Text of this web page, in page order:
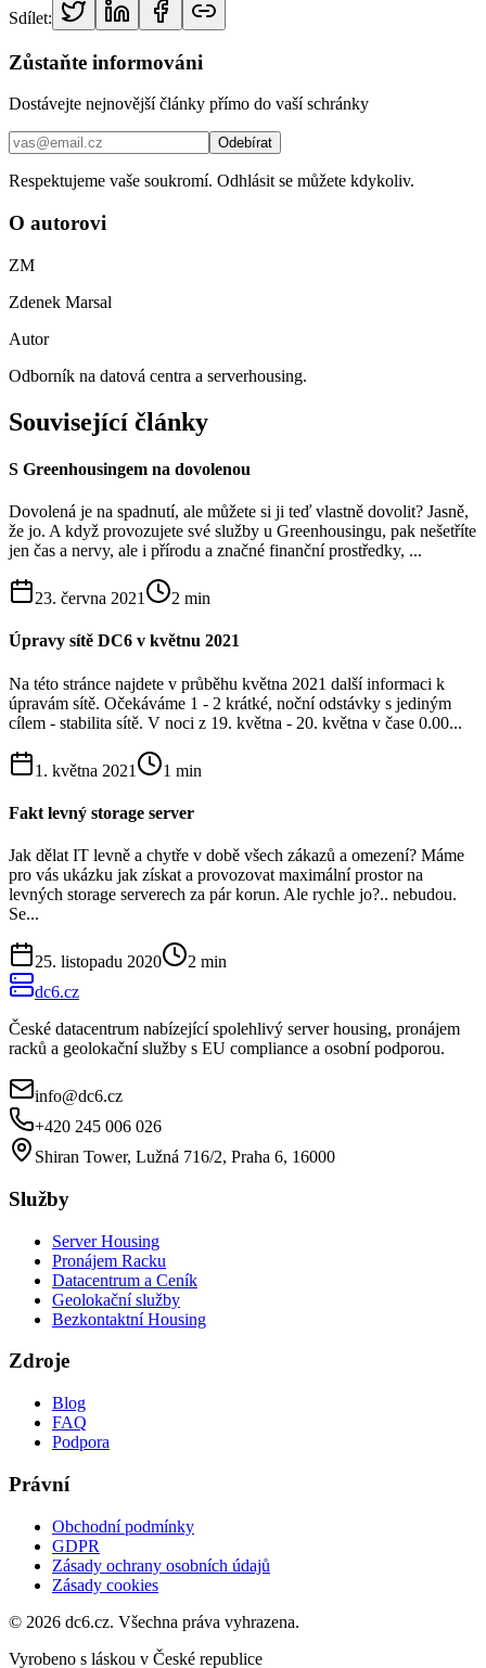
Sdílet:
Zůstaňte informováni
Dostávejte nejnovější články přímo do vaší schránky
Odebírat
Respektujeme vaše soukromí. Odhlásit se můžete kdykoliv.
O autorovi
ZM
Zdenek Marsal
Autor
Odborník na datová centra a serverhousing.
Související články
S Greenhousingem na dovolenou
Dovolená je na spadnutí, ale můžete si ji teď vlastně dovolit? Jasně,
že jo. A když provozujete své služby u Greenhousingu, pak nešetříte
jen čas a nervy, ale i přírodu a značné finanční prostředky, ...
23. června 2021 2 min
Úpravy sítě DC6 v květnu 2021
Na této stránce najdete v průběhu května 2021 další informaci k
úpravám sítě. Očekáváme 1 - 2 krátké, noční odstávky s jediným
cílem - stabilita sítě. V noci z 19. května - 20. května v čase 0.00...
1. května 2021 1 min
Fakt levný storage server
Jak dělat IT levně a chytře v době všech zákazů a omezení? Máme
pro vás ukázku jak získat a provozovat maximální prostor na
levných storage serverech za pár korun. Ale rychle jo?.. nebudou.
Se...
25. listopadu 2020 2 min
dc6.cz
České datacentrum nabízející spolehlivý server housing, pronájem
racků a geolokační služby s EU compliance a osobní podporou.
info@dc6.cz
+420 245 006 026
Shiran Tower, Lužná 716/2, Praha 6, 16000
Služby
Server Housing
Pronájem Racku
Datacentrum a Ceník
Geolokační služby
Bezkontaktní Housing
Zdroje
Blog
FAQ
Podpora
Právní
Obchodní podmínky
GDPR
Zásady ochrany osobních údajů
Zásady cookies
© 2026 dc6.cz. Všechna práva vyhrazena.
Vyrobeno s láskou v České republice